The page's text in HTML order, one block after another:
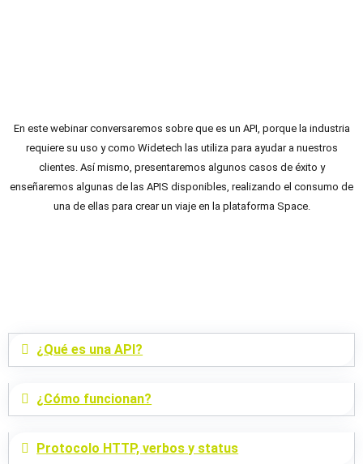
En este webinar conversaremos sobre que es un API, porque la industria
requiere su uso y como Widetech las utiliza para ayudar a nuestros
clientes. Así mismo, presentaremos algunos casos de éxito y
enseñaremos algunas de las APIS disponibles, realizando el consumo de
una de ellas para crear un viaje en la plataforma Space.
¿Qué es una API?
¿Cómo funcionan?
Protocolo HTTP, verbos y status